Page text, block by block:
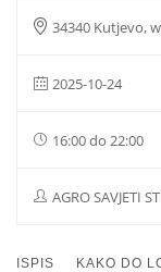
34340 Kutjevo,
2025-10-24
16:00 do 22:00
AGRO SAVJETI
ISPIS KAKO DO